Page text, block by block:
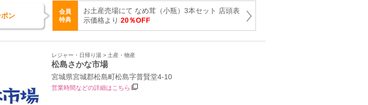
ン
会員
特典
お土産売場にて なめ茸（小瓶）3本セット 店頭表
示価格より 20％OFF
レジャー・日帰り湯 > 土産・物産
松島さかな市場
宮城県宮城郡松島町松島字普賢堂4-10
営業時間などの詳細はこちら